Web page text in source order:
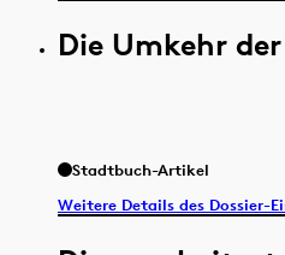
Die Umkehr
Stadtbuch-Artikel
Weitere Details des Dossier-